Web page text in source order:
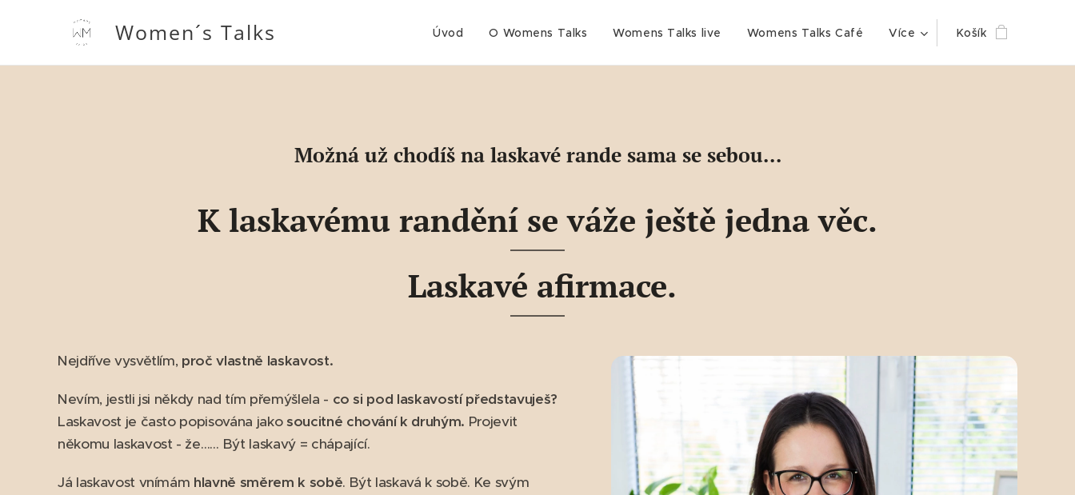
Women´s Talks Úvod O Womens Talks Womens Talks live Womens Talks Café Více Košík
Možná už chodíš na laskavé rande sama se sebou...
K laskavému randění se váže ještě jedna věc.
Laskavé afirmace.
Nejdříve vysvětlím, proč vlastně laskavost.
Nevím, jestli jsi někdy nad tím přemýšlela - co si pod laskavostí představuješ?
Laskavost je často popisována jakosoucitné chování k druhým. Projevit
někomu laskavost - že…… Být laskavý = chápající.
Já laskavost vnímám hlavně směrem k sobě. Být laskavá k sobě. Ke svým